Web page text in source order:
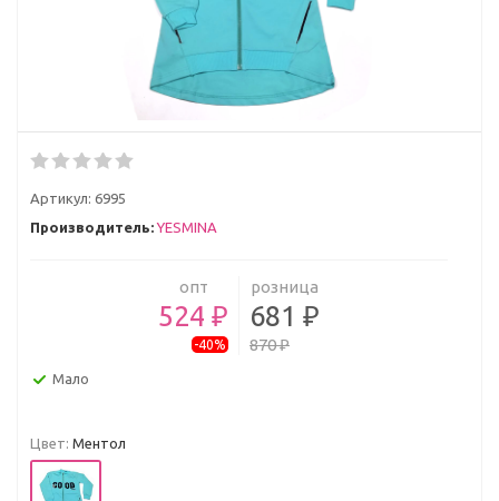
Артикул: 6995
Производитель: YESMINA
опт
524 ₽
-40%
розница
681 ₽
870 ₽
Мало
Цвет: Ментол